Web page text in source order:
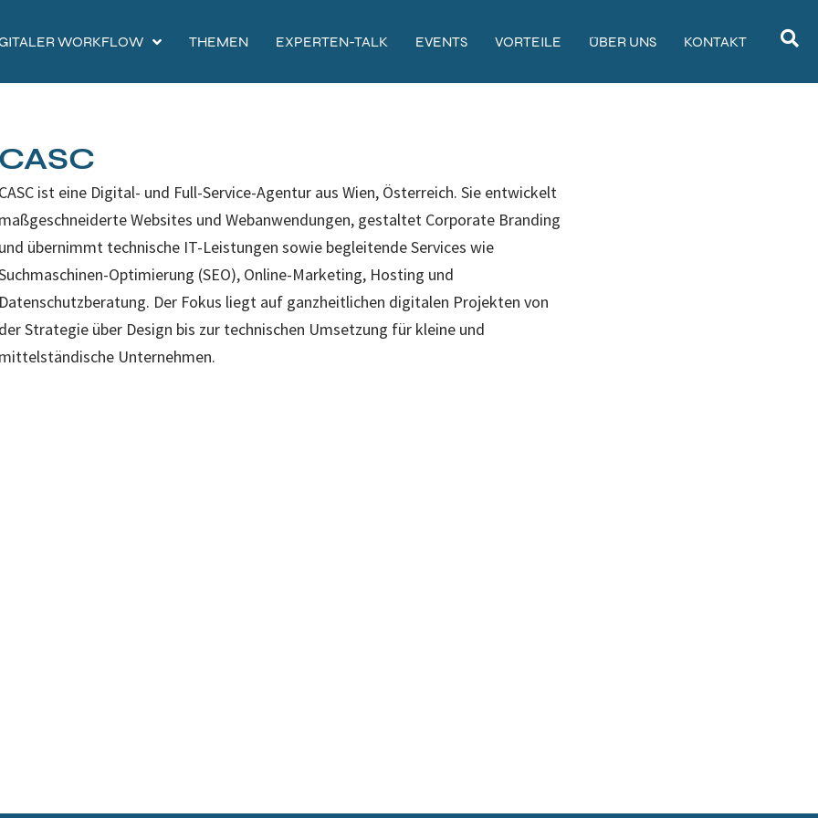
WORKFLOW THEMEN EXPERTEN-TALK EVENTS VORTEILE ÜBER UNS KONTAKT
ist eine Digital- und Full-Service-Agentur aus Wien, Österreich. Sie entwickelt
Websites und Webanwendungen, gestaltet Corporate Branding
übernimmt technische IT-Leistungen sowie begleitende Services wie
Optimierung (SEO), Online-Marketing, Hosting und
Der Fokus liegt auf ganzheitlichen digitalen Projekten von
Strategie über Design bis zur technischen Umsetzung für kleine und
Unternehmen.